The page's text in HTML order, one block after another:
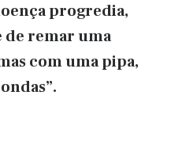
progredia,
de remar uma
com uma pipa,